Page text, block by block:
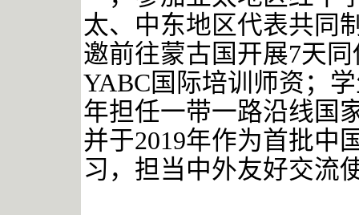
太、中东地区代表共同
邀前往蒙古国开展7天
YABC国际培训师资；
年担任一带一路沿线国
并于2019年作为首批中
习，担当中外友好交流